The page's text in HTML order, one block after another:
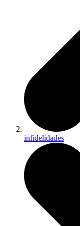
infidelidades